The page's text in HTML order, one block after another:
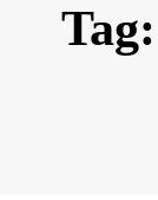
Tag: